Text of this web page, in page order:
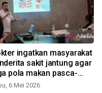
ingatkan masyarakat
sakit jantung agar
pola makan pasca-
6 Mei 2026